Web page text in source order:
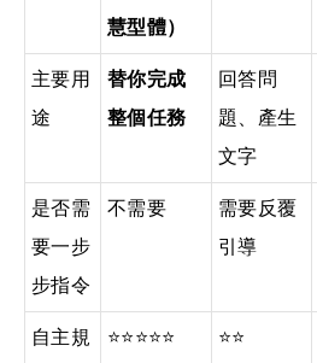
慧型體）
主要用
途
替你完成
整個任務
回答問
題、產生
文字
是否需
要一步
步指令
不需要
需要反覆
引導
自主規
⭐⭐⭐⭐⭐ ⭐⭐